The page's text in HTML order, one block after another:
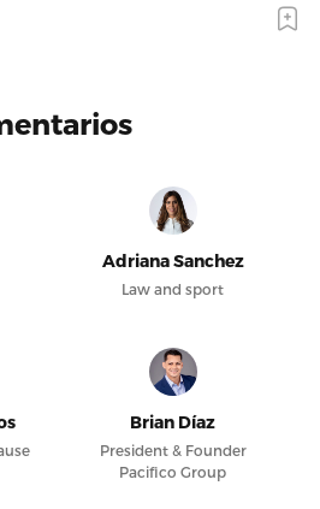
Adriana Sanchez
Law and sport
Brian Díaz
President & Founder
Pacifico Group